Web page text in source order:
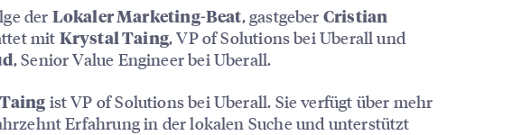
der Lokaler Marketing-Beat, gastgeber Cristian
mit Krystal Taing, VP of Solutions bei Uberall und
, Senior Value Engineer bei Uberall.
ist VP of Solutions bei Uberall. Sie verfügt über mehr
Erfahrung in der lokalen Suche und unterstützt